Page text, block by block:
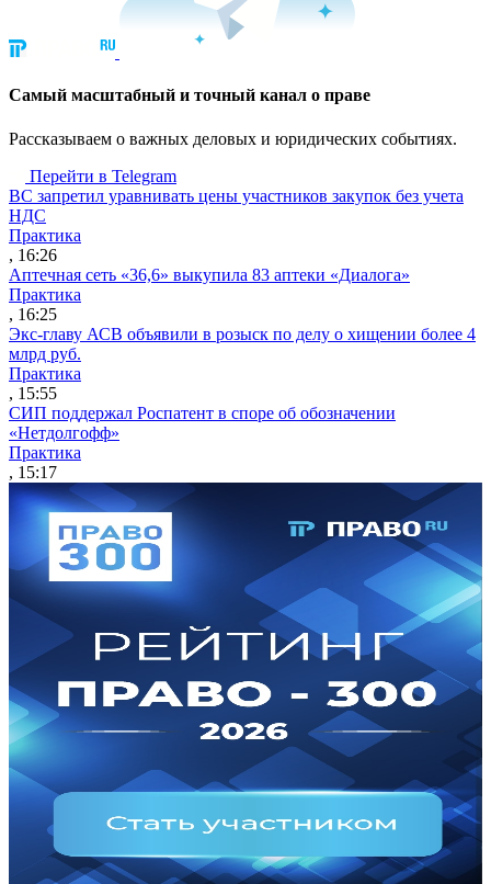
Cамый масштабный и точный канал о праве
Рассказываем о важных деловых и юридических событиях.
Перейти в Telegram
ВС запретил уравнивать цены участников закупок без учета
НДС
Практика
, 16:26
Аптечная сеть «36,6» выкупила 83 аптеки «Диалога»
Практика
, 16:25
Экс-главу АСВ объявили в розыск по делу о хищении более 4
млрд руб.
Практика
, 15:55
СИП поддержал Роспатент в споре об обозначении
«Нетдолгофф»
Практика
, 15:17